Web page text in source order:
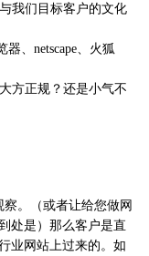
我们目标客户的文化
、netscape、火狐
方正规？还是小气不
。（或者让给您做网
处是）那么客户是直
业网站上过来的。如